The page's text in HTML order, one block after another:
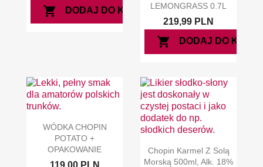
shopping_cart DODAJ DO KOSZYKALEMONGRASS 0.7L
219,99 PLN
shopping_cart DODAJ DO
WÓDKA CHOPIN
POTATO +
OPAKOWANIE
119,00 PLN
Chopin Karmel Z Solą
Morską 500ml, Alk. 18%